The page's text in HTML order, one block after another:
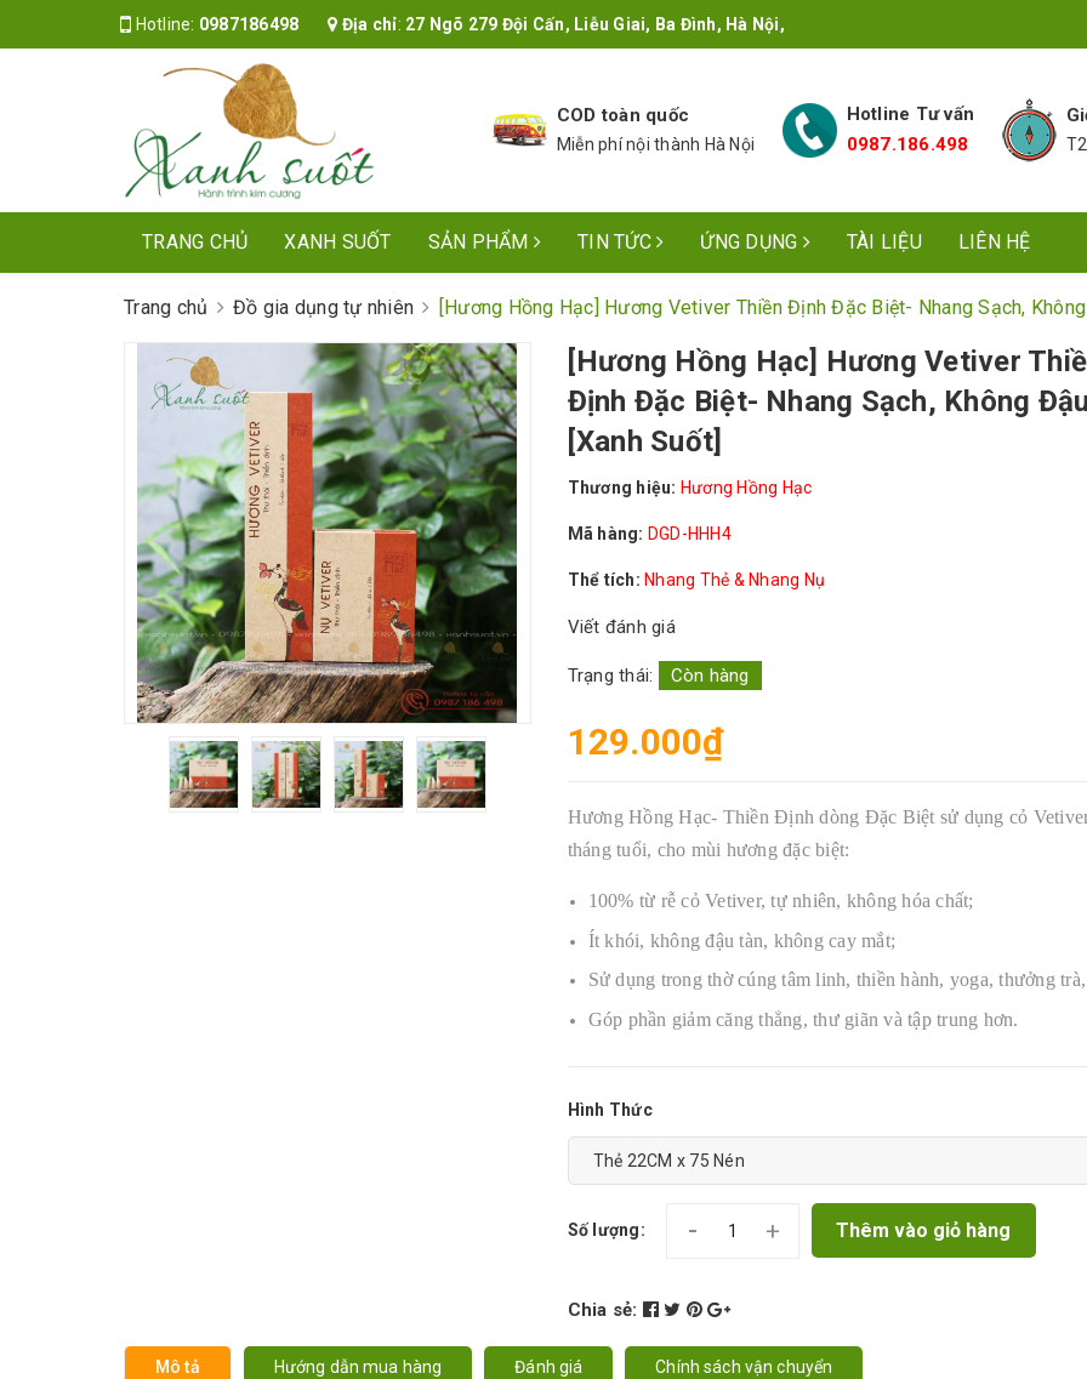
Hotline: 0987186498 Địa chỉ: 27 Ngõ 279 Đội Cấn, Liễu Giai, Ba Đình, Hà Nội,
COD toàn quốc
Miễn phí nội thành Hà Nội
Hotline Tư vấn
0987.186.498
TRANG CHỦ XANH SUỐT SẢN PHẨM TIN TỨC ỨNG DỤNG TÀI LIỆU LIÊN HỆ
Trang chủ Đồ gia dụng tự nhiên [Hương Hồng Hạc] Hương Vetiver Thiền Định Đặc Biệt- Nhang Sạch,
[Hương Hồng Hạc] Hương Vetiver
Định Đặc Biệt- Nhang Sạch, Không
[Xanh Suốt]
Thương hiệu: Hương Hồng Hạc
Mã hàng: DGD-HHH4
Thể tích: Nhang Thẻ & Nhang Nụ
Viết đánh giá
Trạng thái: Còn hàng
129.000₫
Hương Hồng Hạc- Thiền Định dòng Đặc Biệt sử dụng cỏ
tháng tuổi, cho mùi hương đặc biệt:
100% từ rễ cỏ Vetiver, tự nhiên, không hóa chất;
Ít khói, không đậu tàn, không cay mắt;
Sử dụng trong thờ cúng tâm linh, thiền hành, yoga, thưởng
Góp phần giảm căng thẳng, thư giãn và tập trung hơn.
Hình Thức
Số lượng: - + Thêm vào giỏ hàng
Chia sẻ:
Mô tả Hướng dẫn mua hàng Đánh giá Chính sách vận chuyển